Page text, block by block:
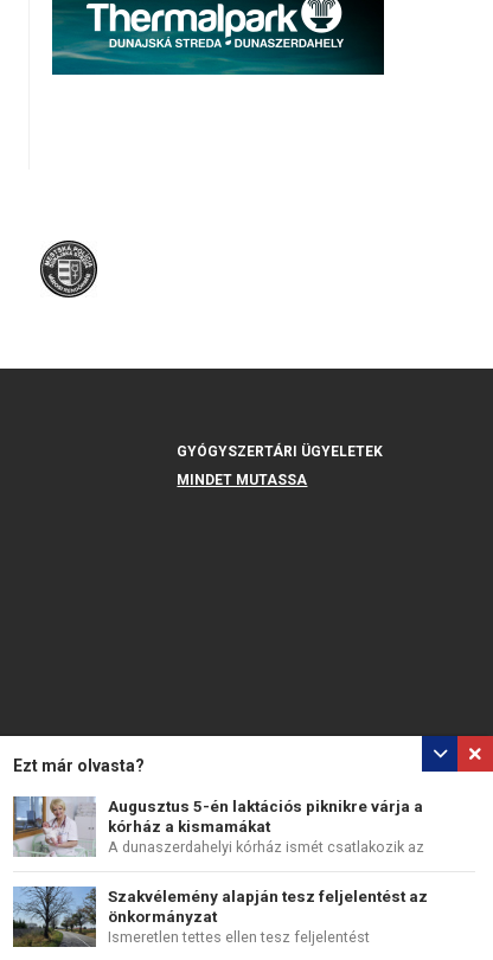
Ezt már olvasta?
Augusztus 5-én laktációs piknikre várja a
kórház a kismamákat
A dunaszerdahelyi kórház ismét csatlakozik az
augusztus 1...
Szakvélemény alapján tesz feljelentést az
önkormányzat
Ismeretlen tettes ellen tesz feljelentést
GYÓGYSZERTÁRI ÜGYELETEK
MINDET MUTASSA